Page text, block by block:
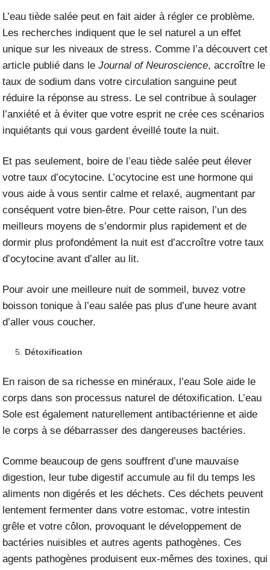
L’eau tiède salée peut en fait aider à régler ce problème.
Les recherches indiquent que le sel naturel a un effet
unique sur les niveaux de stress. Comme l’a découvert cet
article publié dans le Journal of Neuroscience, accroître le
taux de sodium dans votre circulation sanguine peut
réduire la réponse au stress. Le sel contribue à soulager
l’anxiété et à éviter que votre esprit ne crée ces scénarios
inquiétants qui vous gardent éveillé toute la nuit.
Et pas seulement, boire de l’eau tiède salée peut élever
votre taux d’ocytocine. L’ocytocine est une hormone qui
vous aide à vous sentir calme et relaxé, augmentant par
conséquent votre bien-être. Pour cette raison, l’un des
meilleurs moyens de s’endormir plus rapidement et de
dormir plus profondément la nuit est d’accroître votre taux
d’ocytocine avant d’aller au lit.
Pour avoir une meilleure nuit de sommeil, buvez votre
boisson tonique à l’eau salée pas plus d’une heure avant
d’aller vous coucher.
Détoxification
En raison de sa richesse en minéraux, l’eau Sole aide le
corps dans son processus naturel de détoxification. L’eau
Sole est également naturellement antibactérienne et aide
le corps à se débarrasser des dangereuses bactéries.
Comme beaucoup de gens souffrent d’une mauvaise
digestion, leur tube digestif accumule au fil du temps les
aliments non digérés et les déchets. Ces déchets peuvent
lentement fermenter dans votre estomac, votre intestin
grêle et votre côlon, provoquant le développement de
bactéries nuisibles et autres agents pathogènes. Ces
agents pathogènes produisent eux-mêmes des toxines, qui